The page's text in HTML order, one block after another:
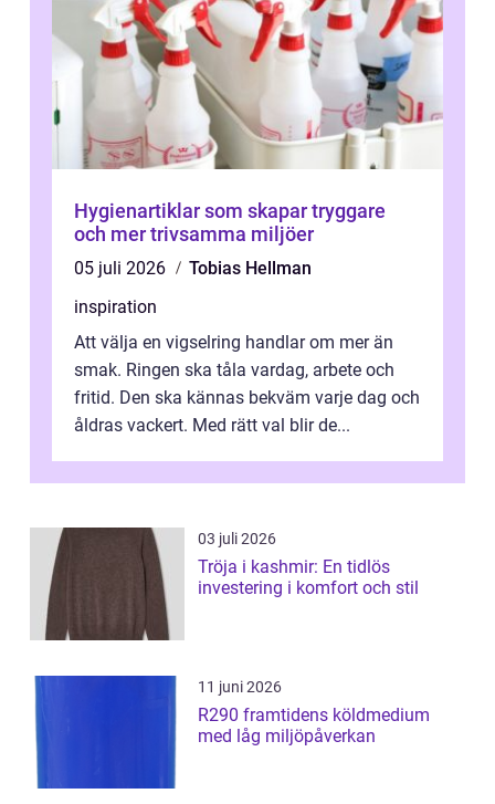
Hygienartiklar som skapar tryggare
och mer trivsamma miljöer
05 juli 2026
Tobias Hellman
inspiration
Att välja en vigselring handlar om mer än
smak. Ringen ska tåla vardag, arbete och
fritid. Den ska kännas bekväm varje dag och
åldras vackert. Med rätt val blir de...
03 juli 2026
Tröja i kashmir: En tidlös
investering i komfort och stil
11 juni 2026
R290 framtidens köldmedium
med låg miljöpåverkan